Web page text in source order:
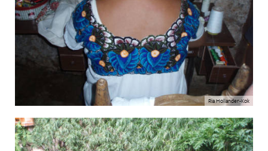
Ria Hollander-Kok